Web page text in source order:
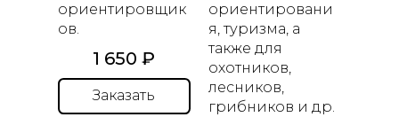
ориентировщик
ов.
1 650 ₽
Заказать
ориентировани
я, туризма, а
также для
охотников,
лесников,
грибников и др.